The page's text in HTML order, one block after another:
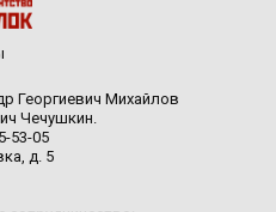
Георгиевич Михайлов
Чечушкин.
53-05
д. 5